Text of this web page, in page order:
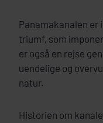
Panamakanalen
triumf, som
er også en rejse
uendelige og
natur.
Historien om